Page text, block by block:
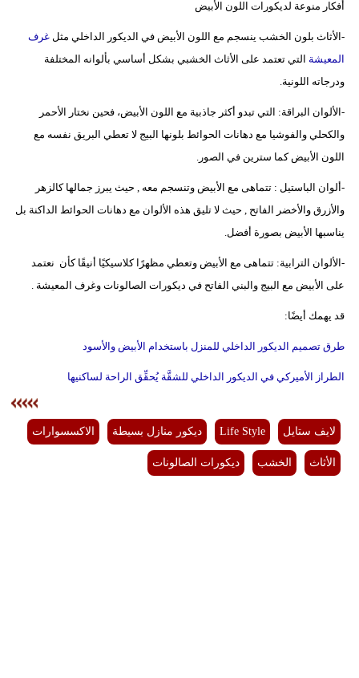
أفكار منوعة لديكورات اللون الأبيض
-الأثاث بلون الخشب ينسجم مع اللون الأبيض في الديكور الداخلي مثلغرف
المعيشة التي تعتمد على الأثاث الخشبي بشكل أساسي بألوانه المختلفة
ودرجاته اللونية.
-الألوان البراقة: التي تبدو أكثر جاذبية مع اللون الأبيض، فحين نختار الأحمر
والكحلي والفوشيا مع دهانات الحوائط بلونها البيج لا تعطي البريق نفسه مع
اللون الأبيض كما سترين في الصور.
-ألوان الباستيل : تتماهى مع الأبيض وتنسجم معه , حيث يبرز جمالها كالزهر
والأزرق والأخضر الفاتح , حيث لا تليق هذه الألوان مع دهانات الحوائط الداكنة بل
يناسبها الأبيض بصورة أفضل.
-الألوان الترابية: تتماهى مع الأبيض وتعطي مظهرًا كلاسيكيًا أنيقًا كأن نعتمد
على الأبيض مع البيج والبني الفاتح في ديكورات الصالونات وغرف المعيشة .
قد يهمك أيضًا:
طرق تصميم الديكور الداخلي للمنزل باستخدام الأبيض والأسود
الطراز الأميركي في الديكور الداخلي للشقَّة يُحقِّق الراحة لساكنيها
لايف ستايل Life Style ديكور منازل بسيطة الاكسسوارات
الأثاث الخشب ديكورات الصالونات